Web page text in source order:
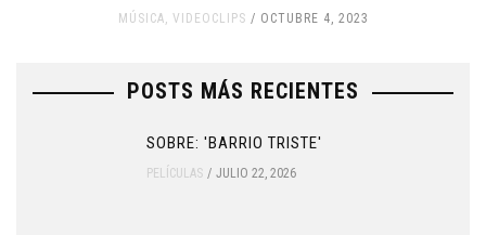
MÚSICA, VIDEOCLIPS OCTUBRE 4, 2023
POSTS MÁS RECIENTES
SOBRE: 'BARRIO TRISTE'
PELÍCULAS JULIO 22, 2026